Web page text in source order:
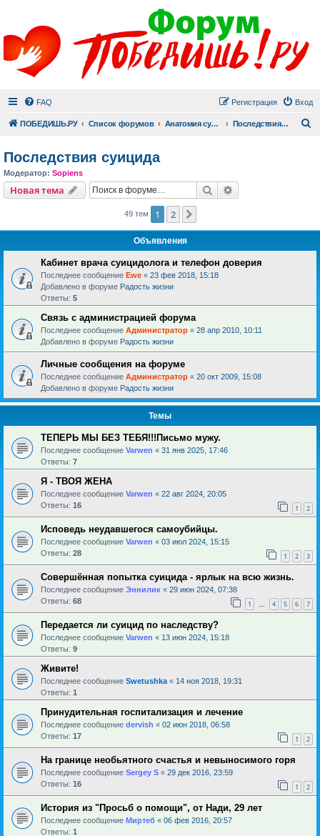
FAQ Вход
Регистрация
ПОБЕДИШЬ.РУ Список форумов Анатомия суицида Последствия суицида
Последствия суицида
Модератор: Sopiens
Новая тема Поиск
49 тем 1 2
Объявления
Кабинет врача суицидолога и телефон доверия
Последнее сообщение Ewe « 23 фев 2018, 15:18
Добавлено в форуме Радость жизни
Ответы: 5
Связь с администрацией форума
Последнее сообщение Администратор « 28 апр 2010, 10:11
Добавлено в форуме Радость жизни
Личные сообщения на форуме
Последнее сообщение Администратор « 20 окт 2009, 15:08
Добавлено в форуме Радость жизни
Темы
ТЕПЕРЬ МЫ БЕЗ ТЕБЯ!!!Письмо мужу.
Последнее сообщение Varwen « 31 янв 2025, 17:46
Ответы: 7
Я - ТВОЯ ЖЕНА
Последнее сообщение Varwen « 22 авг 2024, 20:05
Ответы: 16 1 2
Исповедь неудавшегося самоубийцы.
Последнее сообщение Varwen « 03 июл 2024, 15:15
Ответы: 28 1 2 3
Совершённая попытка суицида - ярлык на всю жизнь.
Последнее сообщение Эннилик « 29 июн 2024, 07:38
Ответы: 68 1 … 4 5 6 7
Передается ли суицид по наследству?
Последнее сообщение Varwen « 13 июн 2024, 15:18
Ответы: 9
Живите!
Последнее сообщение Swetushka « 14 ноя 2018, 19:31
Ответы: 1
Принудительная госпитализация и лечение
Последнее сообщение dervish « 02 июн 2018, 06:58
Ответы: 17 1 2
На границе необьятного счастья и невыносимого горя
Последнее сообщение Sergey S « 29 дек 2016, 23:59
Ответы: 16 1 2
История из "Просьб о помощи", от Нади, 29 лет
Последнее сообщение Миртеб « 06 фев 2016, 20:57
Ответы: 1